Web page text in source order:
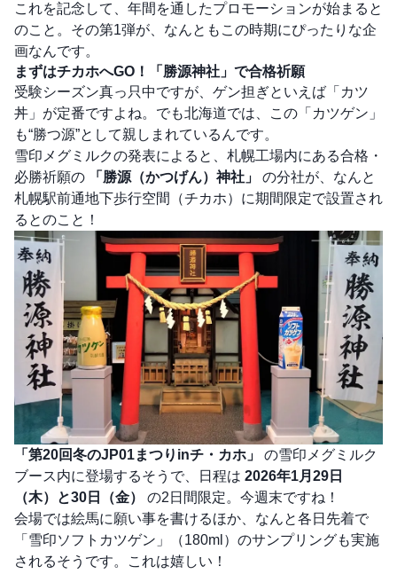
これを記念して、年間を通したプロモーションが始まると
のこと。その第1弾が、なんともこの時期にぴったりな企
画なんです。
まずはチカホへGO！「勝源神社」で合格祈願
受験シーズン真っ只中ですが、ゲン担ぎといえば「カツ
丼」が定番ですよね。でも北海道では、この「カツゲン」
も“勝つ源”として親しまれているんです。
雪印メグミルクの発表によると、札幌工場内にある合格・
必勝祈願の
「勝源（かつげん）神社」
の分社が、なんと
札幌駅前通地下歩行空間（チカホ）に期間限定で設置され
るとのこと！
「第20回冬のJP01まつりinチ・カホ」
の雪印メグミルク
ブース内に登場するそうで、日程は 2026年1月29日
（木）と30日（金）
の2日間限定。今週末ですね！
会場では絵馬に願い事を書けるほか、なんと各日先着で
「雪印ソフトカツゲン」（180ml）のサンプリングも実施
されるそうです。これは嬉しい！